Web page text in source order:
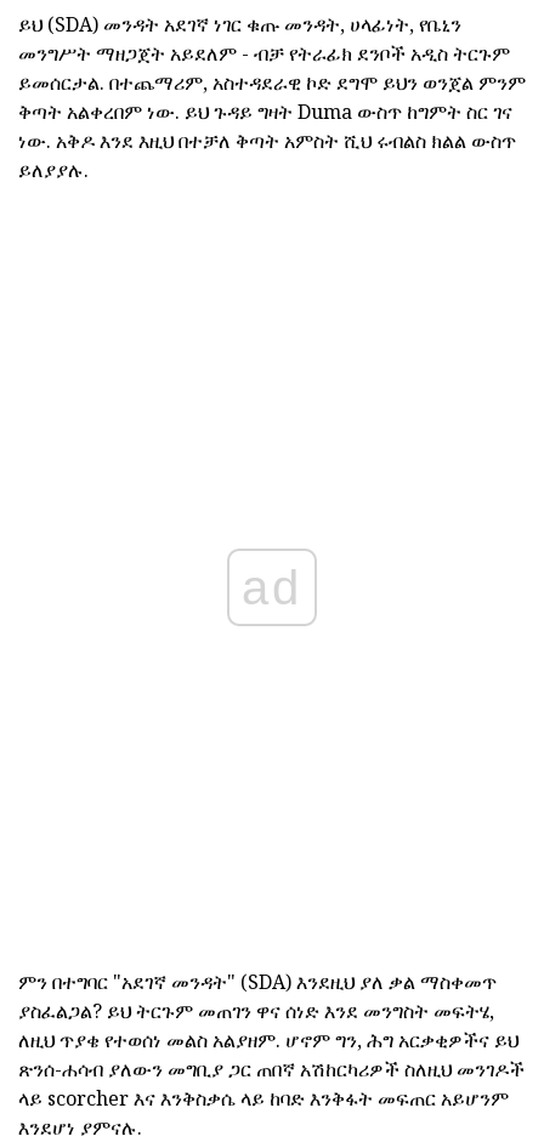
ይህ (SDA) መንዳት አደገኛ ነገር ቁጡ መንዳት, ሀላፊነት, የቤኒን
መንግሥት ማዘጋጀት አይደለም - ብቻ የትራፊክ ደንቦች አዲስ ትርጉም
ይመሰርታል. በተጨማሪም, አስተዳደራዊ ኮድ ደግሞ ይህን ወንጀል ምንም
ቅጣት አልቀረበም ነው. ይህ ጉዳይ ግዛት Duma ውስጥ ከግምት ስር ገና
ነው. አቅዶ እንደ እዚህ በተቻለ ቅጣት አምስት ሺህ ሩብልስ ክልል ውስጥ
ይለያያሉ.
ad
ምን በተግባር "አደገኛ መንዳት" (SDA) እንደዚህ ያለ ቃል ማስቀመጥ
ያስፈልጋል? ይህ ትርጉም መጠገን ዋና ሰነድ እንደ መንግስት መፍትሄ,
ለዚህ ጥያቄ የተወሰነ መልስ አልያዘም. ሆኖም ግን, ሕግ አርቃቂዎችና ይህ
ጽንሰ-ሐሳብ ያለውን መግቢያ ጋር ጠበኛ አሽከርካሪዎች ስለዚህ መንገዶች
ላይ scorcher እና እንቅስቃሴ ላይ ከባድ እንቅፋት መፍጠር አይሆንም
እንደሆነ ያምናሉ.